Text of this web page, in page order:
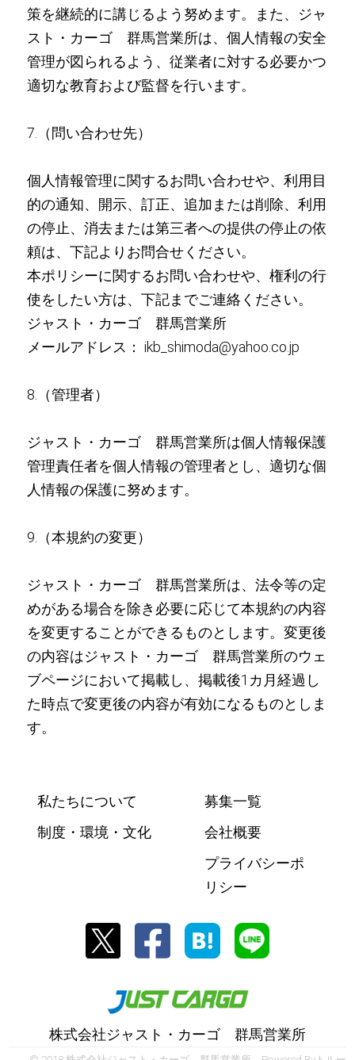
策を継続的に講じるよう努めます。また、ジャ
スト・カーゴ 群馬営業所は、個人情報の安全
管理が図られるよう、従業者に対する必要かつ
適切な教育および監督を行います。
7.（問い合わせ先）
個人情報管理に関するお問い合わせや、利用目
的の通知、開示、訂正、追加または削除、利用
の停止、消去または第三者への提供の停止の依
頼は、下記よりお問合せください。
本ポリシーに関するお問い合わせや、権利の行
使をしたい方は、下記までご連絡ください。
ジャスト・カーゴ 群馬営業所
メールアドレス： ikb_shimoda@yahoo.co.jp
8.（管理者）
ジャスト・カーゴ 群馬営業所は個人情報保護
管理責任者を個人情報の管理者とし、適切な個
人情報の保護に努めます。
9.（本規約の変更）
ジャスト・カーゴ 群馬営業所は、法令等の定
めがある場合を除き必要に応じて本規約の内容
を変更することができるものとします。変更後
の内容はジャスト・カーゴ 群馬営業所のウェ
ブページにおいて掲載し、掲載後1カ月経過し
た時点で変更後の内容が有効になるものとしま
す。
私たちについて
制度・環境・文化
募集一覧
会社概要
プライバシーポ
リシー
株式会社ジャスト・カーゴ 群馬営業所